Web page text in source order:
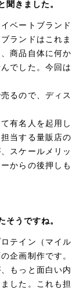
聞きました。
ベートブランド
ランドはこれま
商品自体に何か
でした。今回は
るので、ディス
有名人を起用し
当する量販店の
スケールメリッ
からの後押しも
そうですね。
テイン（マイル
企画制作です。
もっと面白い内
した。これも担